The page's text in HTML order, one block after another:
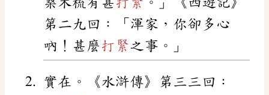
第二九回：「渾家，你卻多心
吶！甚麼打緊之事。」
實在。《水滸傳》第三三回：